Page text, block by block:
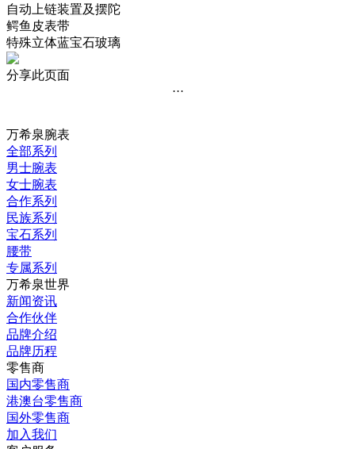
自动上链装置及摆陀
鳄鱼皮表带
特殊立体蓝宝石玻璃
分享此页面
···
万希泉腕表
全部系列
男士腕表
女士腕表
合作系列
民族系列
宝石系列
腰带
专属系列
万希泉世界
新闻资讯
合作伙伴
品牌介绍
品牌历程
零售商
国内零售商
港澳台零售商
国外零售商
加入我们